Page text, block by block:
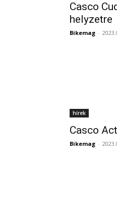
Casco
helyzetre
Bikemag -
hírek
Casco
Bikemag -